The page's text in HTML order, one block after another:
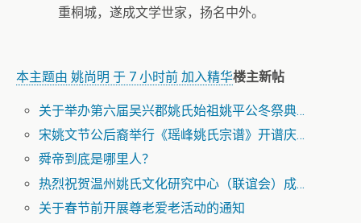
重桐城，遂成文学世家，扬名中外。
本主题由 姚尚明 于 7 小时前 加入精华楼主新帖
关于举办第六届吴兴郡姚氏始祖姚平公冬祭典…
宋姚文节公后裔举行《瑶峰姚氏宗谱》开谱庆…
舜帝到底是哪里人？
热烈祝贺温州姚氏文化研究中心（联谊会）成…
关于春节前开展尊老爱老活动的通知